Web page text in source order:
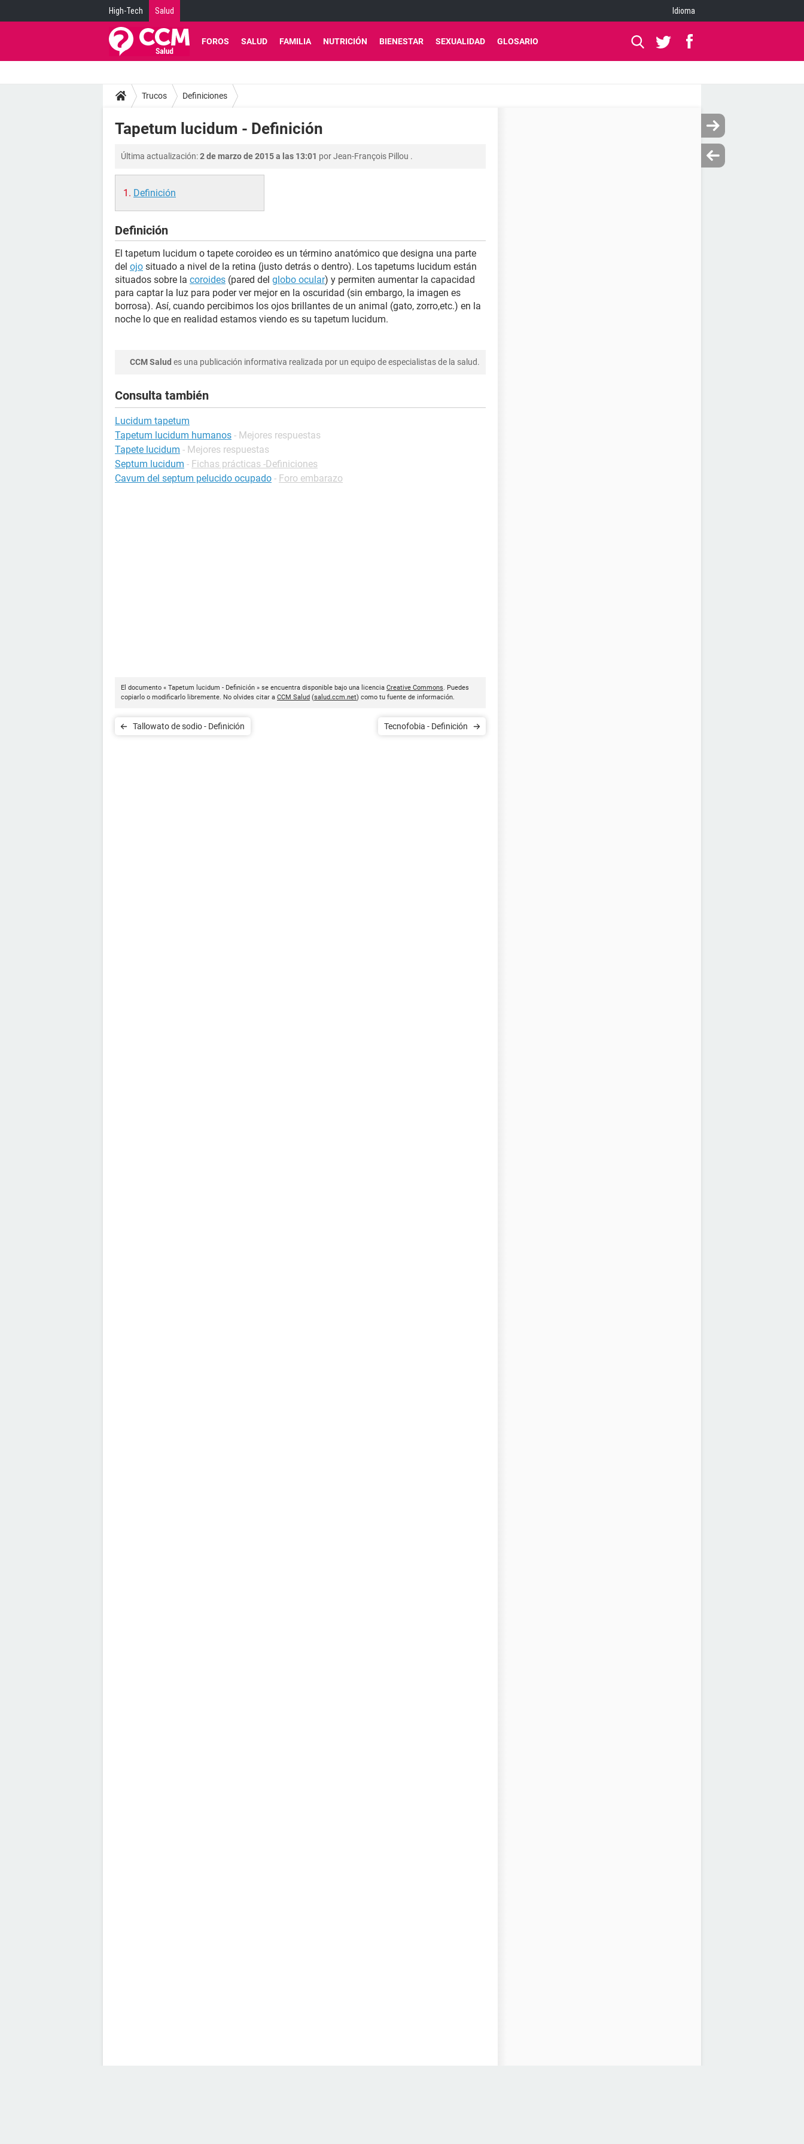
High-Tech Salud Idioma
FOROS SALUD FAMILIA NUTRICIÓN BIENESTAR SEXUALIDAD GLOSARIO
Trucos Definiciones
Tapetum lucidum - Definición
Última actualización:2 de marzo de 2015 a las 13:01 porJean-François Pillou .
Definición
Definición
El tapetum lucidum o tapete coroideo es un término anatómico que designa una parte
del ojo situado a nivel de la retina (justo detrás o dentro). Los tapetums lucidum están
situados sobre la coroides (pared del globo ocular) y permiten aumentar la capacidad
para captar la luz para poder ver mejor en la oscuridad (sin embargo, la imagen es
borrosa). Así, cuando percibimos los ojos brillantes de un animal (gato, zorro,etc.) en la
noche lo que en realidad estamos viendo es su tapetum lucidum.
CCM Salud es una publicación informativa realizada por un equipo de especialistas de la salud.
Consulta también
Lucidum tapetum
Tapetum lucidum humanos - Mejores respuestas
Tapete lucidum - Mejores respuestas
Septum lucidum - Fichas prácticas -Definiciones
Cavum del septum pelucido ocupado - Foro embarazo
El documento « Tapetum lucidum - Definición » se encuentra disponible bajo una licencia Creative Commons. Puedes
copiarlo o modificarlo libremente. No olvides citar a CCM Salud (salud.ccm.net) como tu fuente de información.
Tallowato de sodio - Definición Tecnofobia - Definición